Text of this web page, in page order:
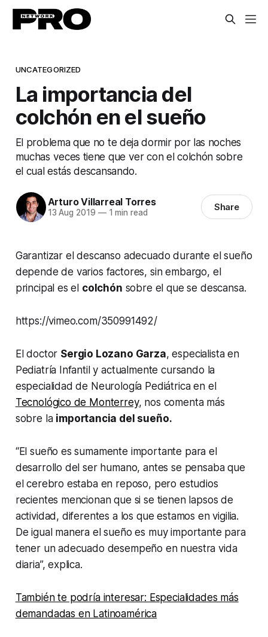
UNCATEGORIZED
La importancia del
colchón en el sueño
El problema que no te deja dormir por las noches
muchas veces tiene que ver con el colchón sobre
el cual estás descansando.
Arturo Villarreal Torres
13 Aug 2019 —1 min read Share
Garantizar el descanso adecuado durante el sueño
depende de varios factores, sin embargo, el
principal es el colchón sobre el que se descansa.
https://vimeo.com/350991492/
El doctor Sergio Lozano Garza, especialista en
Pediatría Infantil y actualmente cursando la
especialidad de Neurología Pediátrica en el
Tecnológico de Monterrey, nos comenta más
sobre la importancia del sueño.
“El sueño es sumamente importante para el
desarrollo del ser humano, antes se pensaba que
el cerebro estaba en reposo, pero estudios
recientes mencionan que si se tienen lapsos de
actividad, diferentes a los que estamos en vigilia.
De igual manera el sueño es muy importante para
tener un adecuado desempeño en nuestra vida
diaria”, explica.
También te podría interesar: Especialidades más
demandadas en Latinoamérica